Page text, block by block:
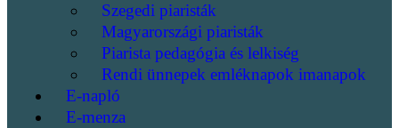
Szegedi piaristák
Magyarországi piaristák
Piarista pedagógia és lelkiség
Rendi ünnepek emléknapok imanapok
E-napló
E-menza